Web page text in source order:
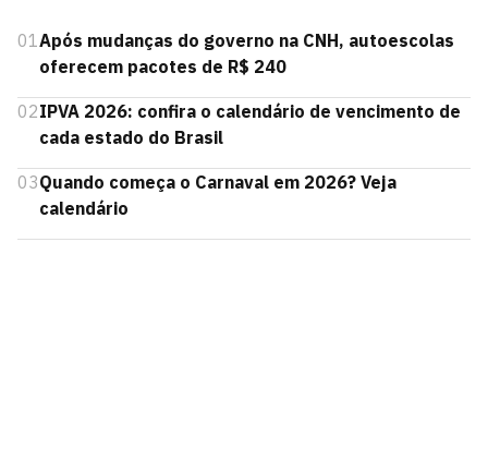
01Após mudanças do governo na CNH, autoescolas
oferecem pacotes de R$ 240
02IPVA 2026: confira o calendário de vencimento de
cada estado do Brasil
03Quando começa o Carnaval em 2026? Veja
calendário